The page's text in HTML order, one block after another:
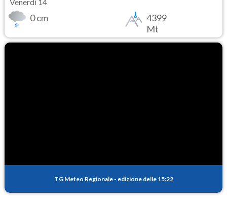
0 cm
4399
Mt
TG Meteo Regionale - edizione delle 15:22